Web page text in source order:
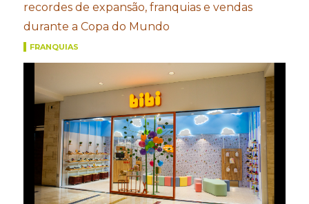
recordes de expansão, franquias e vendas
durante a Copa do Mundo
FRANQUIAS